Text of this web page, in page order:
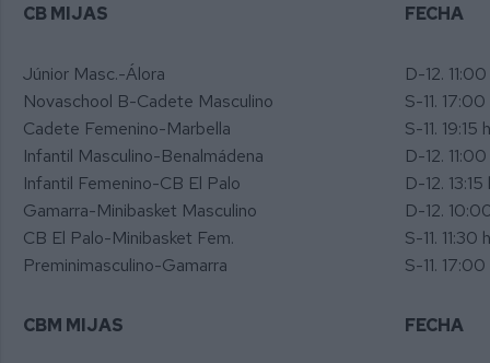
CB MIJAS FECHA
Júnior Masc.-Álora
Novaschool B-Cadete Masculino
Cadete Femenino-Marbella
Infantil Masculino-Benalmádena
Infantil Femenino-CB El Palo
Gamarra-Minibasket Masculino
CB El Palo-Minibasket Fem.
Preminimasculino-Gamarra
D-12.
S-11. 17:00
S-11. 19:15
D-12.
D-12. 13:15
D-12.
S-11. 11:30
S-11. 17:00
CBM MIJAS FECHA